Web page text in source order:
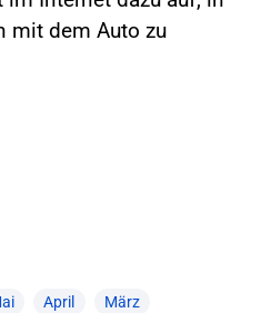
mit dem Auto zu
April März